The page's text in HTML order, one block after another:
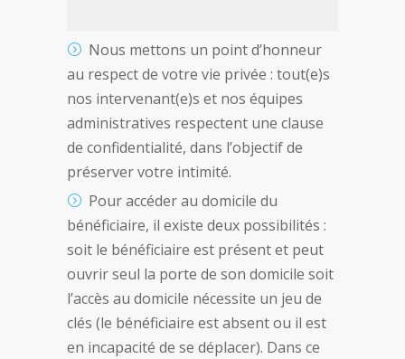
Nous mettons un point d’honneur
au respect de votre vie privée : tout(e)s
nos intervenant(e)s et nos équipes
administratives respectent une clause
de confidentialité, dans l’objectif de
préserver votre intimité.
Pour accéder au domicile du
bénéficiaire, il existe deux possibilités :
soit le bénéficiaire est présent et peut
ouvrir seul la porte de son domicile soit
l’accès au domicile nécessite un jeu de
clés (le bénéficiaire est absent ou il est
en incapacité de se déplacer). Dans ce